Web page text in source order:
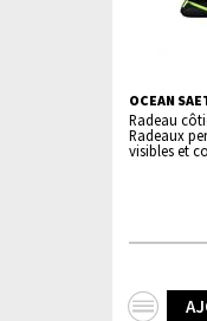
OCEAN
Radeau
Radeaux
visibles et